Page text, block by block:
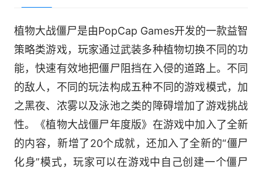
植物大战僵尸是由PopCap Games开发的一款益智
策略类游戏，玩家通过武装多种植物切换不同的功
能，快速有效地把僵尸阻挡在入侵的道路上。不同
的敌人，不同的玩法构成五种不同的游戏模式，加
之黑夜、浓雾以及泳池之类的障碍增加了游戏挑战
性。《植物大战僵尸年度版》在游戏中加入了全新
的内容，新增了20个成就，还加入了全新的“僵尸
化身”模式，玩家可以在游戏中自己创建一个僵尸